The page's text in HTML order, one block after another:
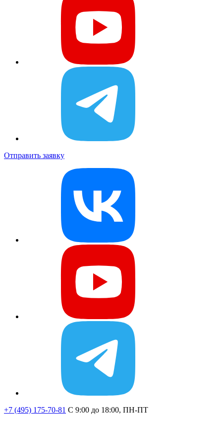
Отправить заявку
+7 (495) 175-70-81 C 9:00 до 18:00, ПН-ПТ